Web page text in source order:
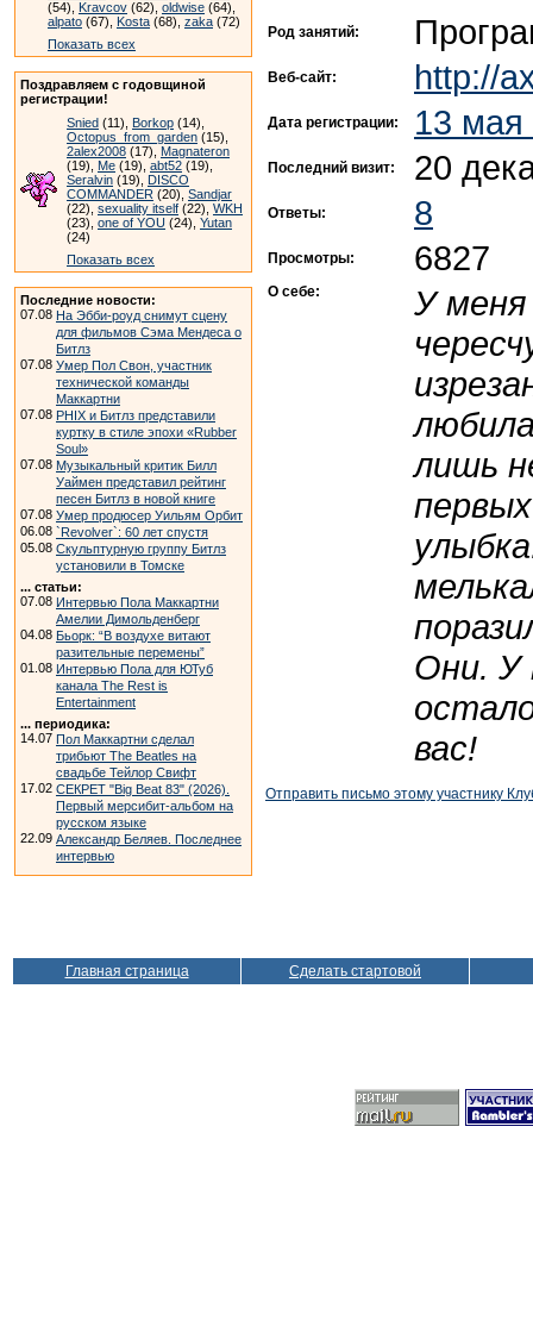
(54), Kravcov (62), oldwise (64),
alpato (67), Kosta (68), zaka (72)
Показать всех
Поздравляем с годовщиной
регистрации!
Snied (11), Borkop (14),
Octopus_from_garden (15),
2alex2008 (17), Magnateron
(19), Me (19), abt52 (19),
Seralvin (19), DISCO
COMMANDER (20), Sandjar
(22), sexuality itself (22), WKH
(23), one of YOU (24), Yutan
(24)
Показать всех
Последние новости:
07.08 На Эбби-роуд снимут сцену
для фильмов Сэма Мендеса о
Битлз
07.08 Умер Пол Свон, участник
технической команды
Маккартни
07.08 PHIX и Битлз представили
куртку в стиле эпохи «Rubber
Soul»
07.08 Музыкальный критик Билл
Уаймен представил рейтинг
песен Битлз в новой книге
07.08 Умер продюсер Уильям Орбит
06.08 `Revolver`: 60 лет спустя
05.08 Скульптурную группу Битлз
установили в Томске
... статьи:
07.08 Интервью Пола Маккартни
Амелии Димольденберг
04.08 Бьорк: “В воздухе витают
разительные перемены”
01.08 Интервью Пола для ЮТуб
канала The Rest is
Entertainment
... периодика:
14.07 Пол Маккартни сделал
трибьют The Beatles на
свадьбе Тейлор Свифт
17.02 СЕКРЕТ "Big Beat 83" (2026).
Первый мерсибит-альбом на
русском языке
22.09 Александр Беляев. Последнее
интервью
Род занятий:
Веб-сайт: http://
Дата регистрации: 13 мая
Последний визит: 20
Ответы: 8
Просмотры: 6827
О себе:
У меня
лишь
Они. У
вас!
Отправить письмо этому участнику
Главная страница Сделать стартовой